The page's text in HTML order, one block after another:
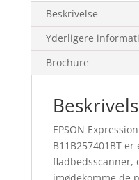
Beskrivelse
Yderligere
Brochure
EPSON
B11B257401BT
fladbedsscanner,